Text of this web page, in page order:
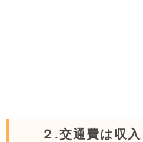
２.交通費は収